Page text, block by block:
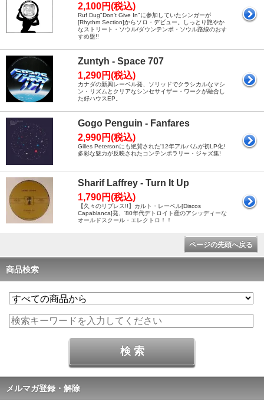
2,100円(税込)
Ruf Dug"Don't Give In"に参加していたシンガーが
[Rhythm Section]からソロ・デビュー。しっとり艶やか
なストリート・ソウル/ダウンテンポ・ソウル路線のおす
すめ盤!!
Zuntyh - Space 707
1,290円(税込)
カナダの新興レーベル発、ソリッドでクラシカルなマシ
ン・リズムとクリアなシンセサイザー・ワークが融合し
た好ハウスEP。
Gogo Penguin - Fanfares
2,990円(税込)
Gilles Petersonにも絶賛された'12年アルバムが初LP化!
多彩な魅力が反映されたコンテンポラリー・ジャズ集!
Sharif Laffrey - Turn It Up
1,790円(税込)
【久々のリプレス!!】カルト・レーベル[Discos
Capablanca]発、'80年代デトロイト産のアシッディーな
オールドスクール・エレクトロ！！
ページの先頭へ戻る
商品検索
メルマガ登録・解除